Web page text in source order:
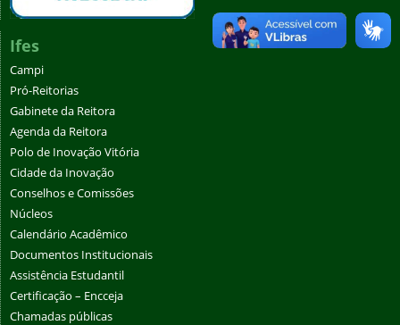
Ifes
Campi
Pró-Reitorias
Gabinete da Reitora
Agenda da Reitora
Polo de Inovação Vitória
Cidade da Inovação
Conselhos e Comissões
Núcleos
Calendário Acadêmico
Documentos Institucionais
Assistência Estudantil
Certificação – Encceja
Chamadas públicas